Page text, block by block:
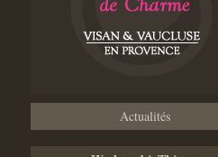
Actualités